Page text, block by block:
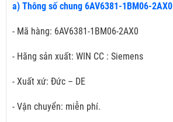
a) Thông số chung 6AV6381-1BM06-2AX0
- Mã hàng: 6AV6381-1BM06-2AX0
- Hãng sản xuất: WIN CC : Siemens
- Xuất xứ: Đức – DE
- Vận chuyển: miễn phí.